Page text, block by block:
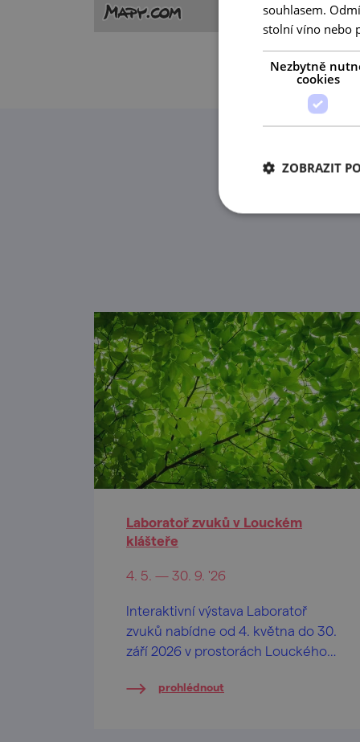
Laboratoř zvuků v Louckém
klášteře
4. 5. — 30. 9. '26
Interaktivní výstava Laboratoř
zvuků nabídne od 4. května do 30.
září 2026 v prostorách Louckého
propojující hudbu, fyziku a
prohlédnout
souhlasem.
stolní víno nebo
Nezbytně
cookies
ZOBRAZIT